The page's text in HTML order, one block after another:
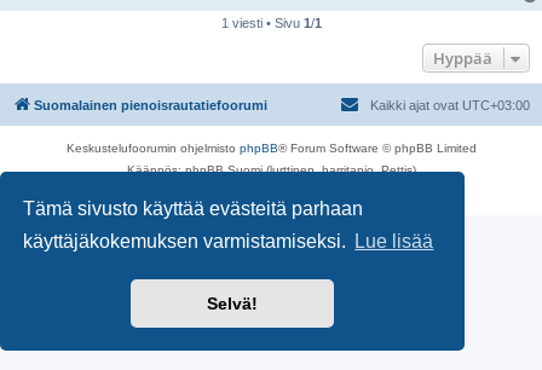
Tämä sivusto käyttää evästeitä parhaan
käyttäjäkokemuksen varmistamiseksi.
Lue lisää
Selvä!
1 viesti • Sivu 1/1
Hyppää
Suomalainen pienoisrautatiefoorumi Kaikki ajat ovat UTC+03:00
Keskustelufoorumin ohjelmisto phpBB® Forum Software © phpBB Limited
Käännös: phpBB Suomi (lurttinen, harritapio, Pettis)